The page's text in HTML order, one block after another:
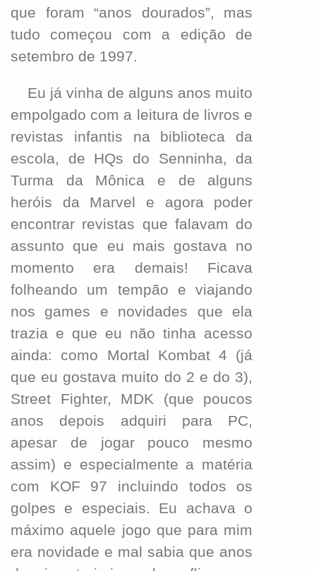
que foram “anos dourados”, mas
tudo começou com a edição de
setembro de 1997.
Eu já vinha de alguns anos muito
empolgado com a leitura de livros e
revistas infantis na biblioteca da
escola, de HQs do Senninha, da
Turma da Mônica e de alguns
heróis da Marvel e agora poder
encontrar revistas que falavam do
assunto que eu mais gostava no
momento era demais! Ficava
folheando um tempão e viajando
nos games e novidades que ela
trazia e que eu não tinha acesso
ainda: como Mortal Kombat 4 (já
que eu gostava muito do 2 e do 3),
Street Fighter, MDK (que poucos
anos depois adquiri para PC,
apesar de jogar pouco mesmo
assim) e especialmente a matéria
com KOF 97 incluindo todos os
golpes e especiais. Eu achava o
máximo aquele jogo que para mim
era novidade e mal sabia que anos